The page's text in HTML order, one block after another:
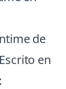
de
en